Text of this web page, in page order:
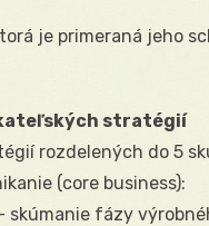
je primeraná jeho
stratégií
rozdelených do 5
(core business):
skúmanie fázy